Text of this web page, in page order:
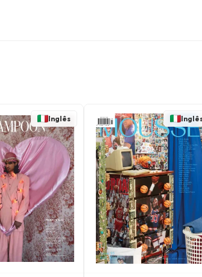
Inglês